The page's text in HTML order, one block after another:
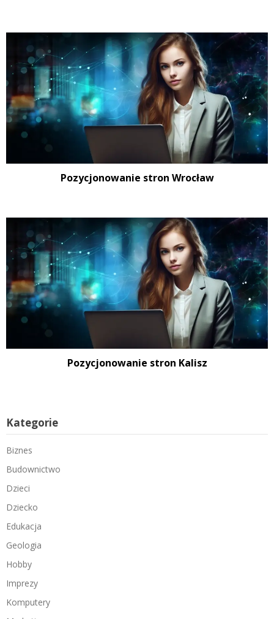
Pozycjonowanie stron Wrocław
Pozycjonowanie stron Kalisz
Kategorie
Biznes
Budownictwo
Dzieci
Dziecko
Edukacja
Geologia
Hobby
Imprezy
Komputery